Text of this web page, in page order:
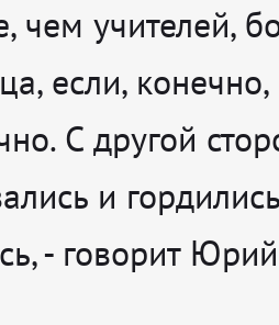
учителей,
если,
С другой
и
, - говорит